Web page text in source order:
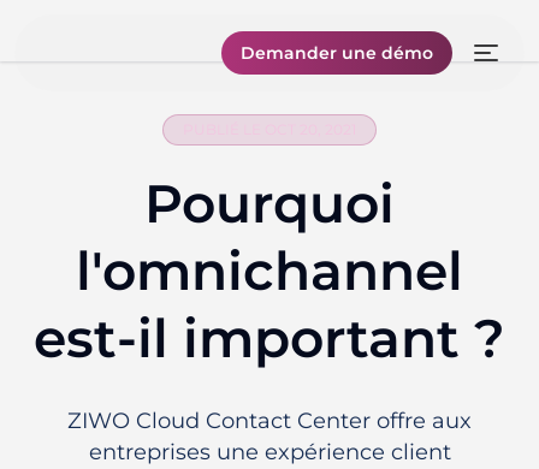
Demander une démo
Pourquoi
l'omnichannel
est-il important ?
ZIWO Cloud Contact Center offre aux
entreprises une expérience client